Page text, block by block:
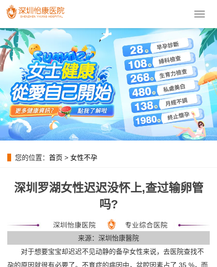
導
菜
單
您的位置： 首页 > 女性不孕
深圳罗湖女性迟迟没怀上,查过输卵管
吗?
来源：深圳怡康醫院
对于想要宝宝却迟迟不见动静的备孕女性来说，去医院查找不
孕的原因就很有必要了。不育症的病因中，盆腔因素占了 35 %，而